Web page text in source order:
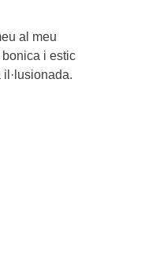
al meu
i estic
il·lusionada.